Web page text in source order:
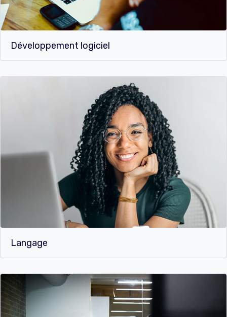
Développement logiciel
Langage​